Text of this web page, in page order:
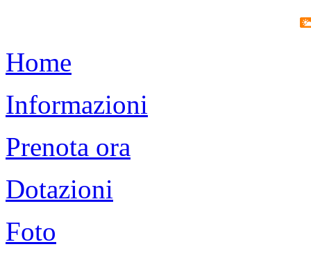
Home
Informazioni
Prenota ora
Dotazioni
Foto